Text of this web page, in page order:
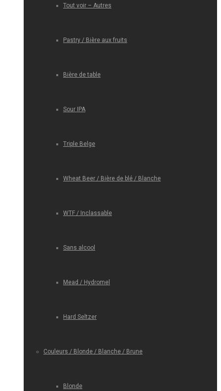
Tout voir – Autres
Pastry / Bière aux fruits
Bière de table
Sour IPA
Triple Belge
Wheat Beer / Bière de blé / Blanche
WTF / Inclassable
Sans alcool
Mead / Hydromel
Hard Seltzer
Couleurs / Blonde / Blanche / Brune
Blonde